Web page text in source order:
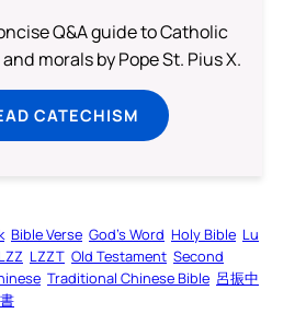
Q&A guide to Catholic
morals by Pope St. Pius X.
CATECHISM
Bible Verse God’s Word Holy Bible Lu
LZZ LZZT Old Testament Second
Traditional Chinese Bible 呂振中